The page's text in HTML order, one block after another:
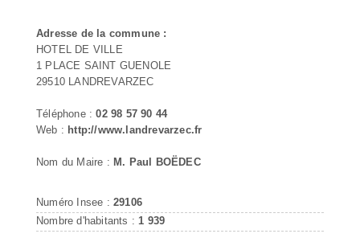
Adresse de la commune :
HOTEL DE VILLE
1 PLACE SAINT GUENOLE
29510 LANDREVARZEC
Téléphone :02 98 57 90 44
Web : http://www.landrevarzec.fr
Nom du Maire : M. Paul BOËDEC
Numéro Insee : 29106
Nombre d'habitants : 1 939